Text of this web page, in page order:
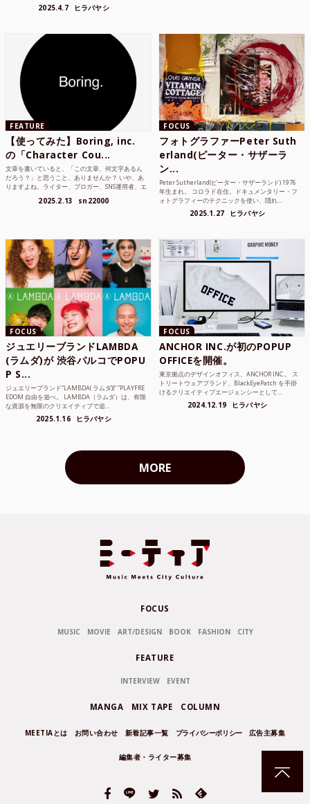
2025.4.7 ヒラバヤシ
FEATURE
【使ってみた】Boring, inc.
の「Character Cou...
文章を書いていると、「この文章、何文字あるん
だろう？」と思うこと、ありませんか？ いや、あ
りますよね。ライター、ブロガー、SNS運用者、エ
2025.2.13 sn22000
FOCUS
フォトグラファーPeter Suth
erland(ピーター・サザーラ
ン...
Peter Sutherland(ピーター・サザーランド) 1976
年生まれ。 コロラド在住。ドキュメンタリー・フ
ォトグラフィーのテクニックを使い、隠れ...
2025.1.27 ヒラバヤシ
FOCUS
ジュエリーブランドLAMBDA
(ラムダ)が 渋谷パルコでPOPU
P S...
ジュエリーブランド“LAMBDA( ラムダ))” “PLAYFRE
EDOM 自由を遊べ。 LAMBDA（ラムダ）は、有限
な資源を無限のクリエイティブで追...
2025.1.16 ヒラバヤシ
FOCUS
ANCHOR INC.が初のPOPUP
OFFICEを開催。
東京拠点のデザインオフィス、ANCHOR INC.。 ス
トリートウェアブランド、BlackEyePatch を手掛
けるクリエイティブエージェンシーとして...
2024.12.19 ヒラバヤシ
MORE
FOCUS
MUSIC MOVIE ART/DESIGN BOOK FASHION CITY
FEATURE
INTERVIEW EVENT
MANGA MIX TAPE COLUMN
MEETIAとは お問い合わせ 新着記事一覧 プライバシーポリシー 広告主募集
編集者・ライター募集